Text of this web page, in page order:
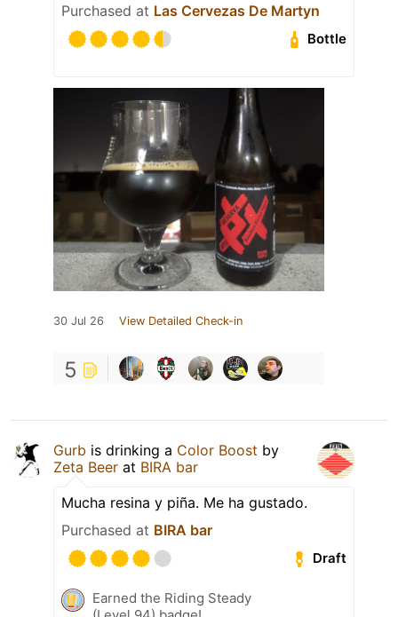
Purchased at Las Cervezas De Martyn
Bottle
30 Jul 26 View Detailed Check-in
5
Gurb is drinking a Color Boost by
Zeta Beer at BIRA bar
Mucha resina y piña. Me ha gustado.
Purchased at BIRA bar
Draft
Earned the Riding Steady